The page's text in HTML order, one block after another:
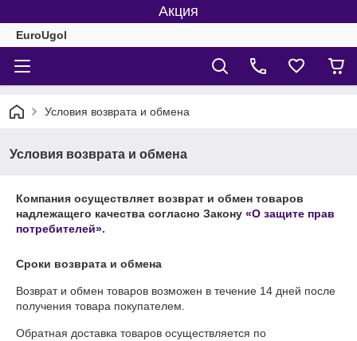
Акция
EuroUgol
Условия возврата и обмена
Условия возврата и обмена
Компания осуществляет возврат и обмен товаров
надлежащего качества согласно Закону «О защите прав
потребителей».
Сроки возврата и обмена
Возврат и обмен товаров возможен в течение 14 дней после
получения товара покупателем.
Обратная доставка товаров осуществляется по